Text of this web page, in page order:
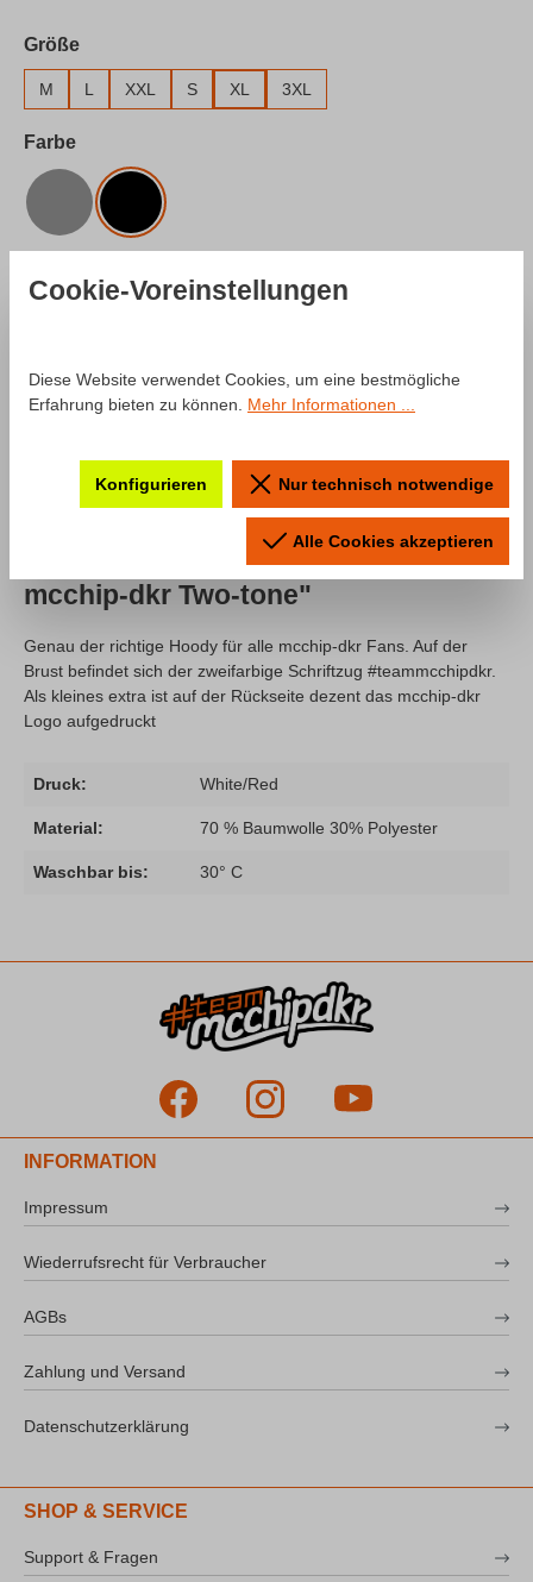
Größeauswählen
M L XXL S XL 3XL
Farbeauswählen
Grau Schwarz
Produkt Anzahl: Gib den gewünschten
In den Warenkorb
Produktnummer:SW10026.4
Beschreibung
Produktinformationen "Hoodie Team
mcchip-dkr Two-tone"
Genau der richtige Hoody für alle mcchip-dkr Fans. Auf der
Brust befindet sich der zweifarbige Schriftzug #teammcchipdkr.
Als kleines extra ist auf der Rückseite dezent das mcchip-dkr
Logo aufgedruckt
Druck: White/Red
Material: 70 % Baumwolle 30% Polyester
Waschbar bis: 30° C
INFORMATION
Impressum
Wiederrufsrecht für Verbraucher
AGBs
Zahlung und Versand
Datenschutzerklärung
SHOP & SERVICE
Support & Fragen
Cookie-Voreinstellungen
Diese Website verwendet Cookies, um eine bestmögliche
Erfahrung bieten zu können. Mehr Informationen ...
Konfigurieren Nur technisch notwendige
Alle Cookies akzeptieren